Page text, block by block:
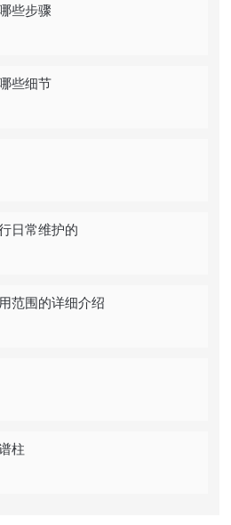
些步骤
些细节
日常维护的
范围的详细介绍
柱